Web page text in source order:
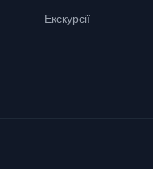
Екскурсії